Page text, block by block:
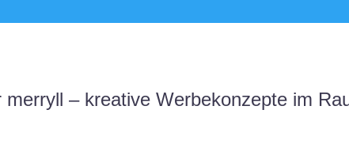
merryll – kreative Werbekonzepte im